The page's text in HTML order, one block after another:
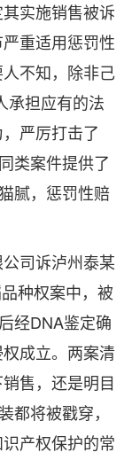
实施销售被诉
重适用惩罚性
不知，除非己
承担应有的法
严厉打击了
类案件提供了
腻，惩罚性赔
司诉泸州泰某
种权案中，被
经DNA鉴定确
成立。两案清
售，还是明目
都将被戳穿，
产权保护的常